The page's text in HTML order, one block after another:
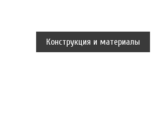
Конструкция и материалы